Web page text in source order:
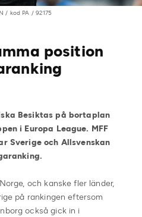
/ kod PA / 92175
position
Besiktas på bortaplan
i Europa League. MFF
Sverige och Allsvenskan
och kanske fler länder,
på rankingen eftersom
också gick in i